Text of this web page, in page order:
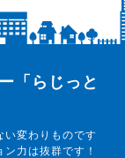
「らじっと
い変わりものです
力は抜群です！